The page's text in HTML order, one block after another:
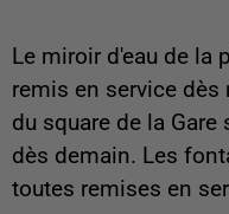
Le miroir d'eau de la
remis en service dès
du square de la Gare
dès demain. Les
toutes remises en